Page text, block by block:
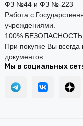
ФЗ №44 и ФЗ №-223
Работа с
учреждениями.
100%
При покупке Вы всегда
документов.
Мы в социальных